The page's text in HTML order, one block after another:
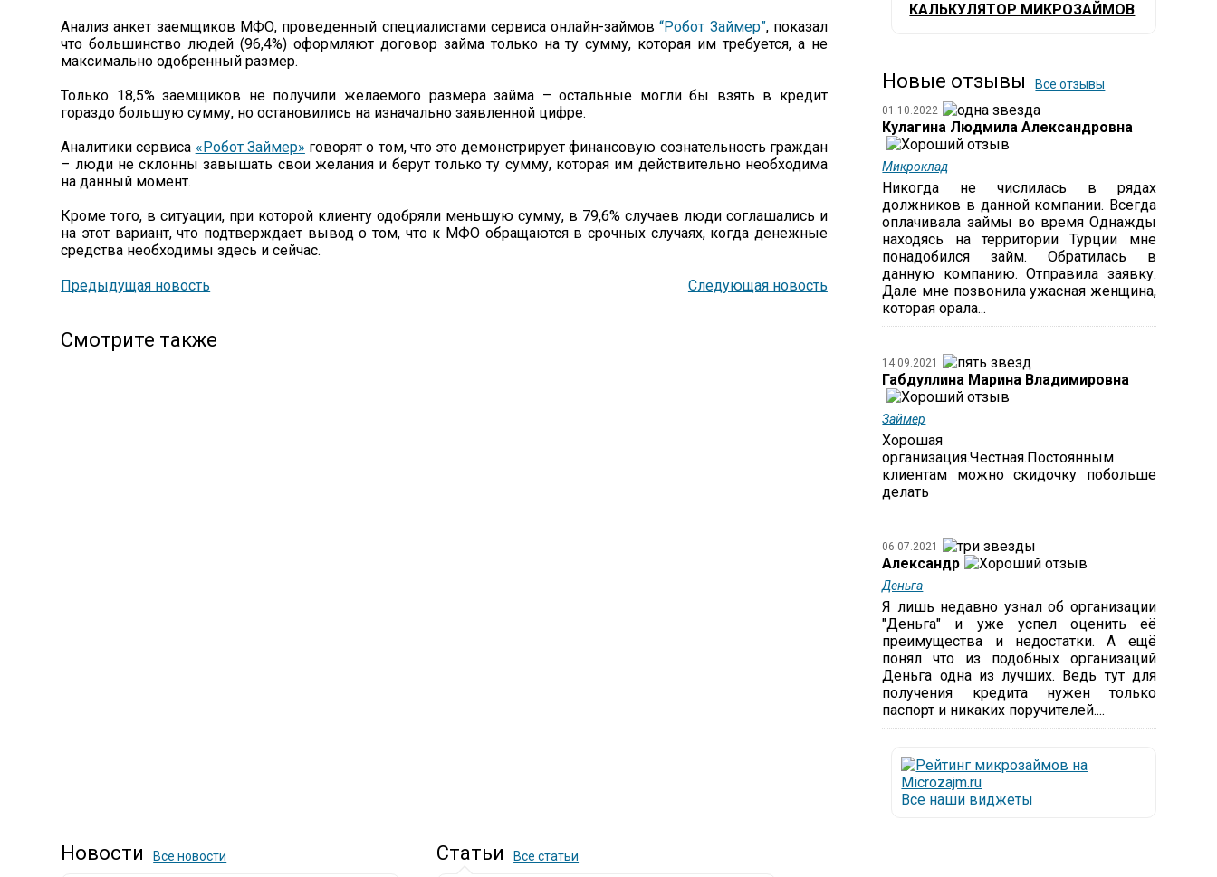
Анализ анкет заемщиков МФО, проведенный специалистами сервиса онлайн-займов“Робот Займер”, показал
что большинство людей (96,4%) оформляют договор займа только на ту сумму, которая им требуется, а не
максимально одобренный размер.
Только 18,5% заемщиков не получили желаемого размера займа – остальные могли бы взять в кредит
гораздо большую сумму, но остановились на изначально заявленной цифре.
Аналитики сервиса «Робот Займер» говорят о том, что это демонстрирует финансовую сознательность граждан
– люди не склонны завышать свои желания и берут только ту сумму, которая им действительно необходима
на данный момент.
Кроме того, в ситуации, при которой клиенту одобряли меньшую сумму, в 79,6% случаев люди соглашались и
на этот вариант, что подтверждает вывод о том, что к МФО обращаются в срочных случаях, когда денежные
средства необходимы здесь и сейчас.
Предыдущая новость Следующая новость
Смотрите также
Новости Все новости Статьи Все статьи
КАЛЬКУЛЯТОР МИКРОЗАЙМОВ
Новые отзывы Все отзывы
01.10.2022
Кулагина Людмила Александровна
Микроклад
Никогда не числилась в рядах
должников в данной компании. Всегда
оплачивала займы во время Однажды
находясь на территории Турции мне
понадобился займ. Обратилась в
данную компанию. Отправила заявку.
Дале мне позвонила ужасная женщина,
которая орала...
14.09.2021
Габдуллина Марина Владимировна
Займер
Хорошая
организация.Честная.Постоянным
клиентам можно скидочку побольше
делать
06.07.2021
Александр
Деньга
Я лишь недавно узнал об организации
"Деньга" и уже успел оценить её
преимущества и недостатки. А ещё
понял что из подобных организаций
Деньга одна из лучших. Ведь тут для
получения кредита нужен только
паспорт и никаких поручителей....
Все наши виджеты